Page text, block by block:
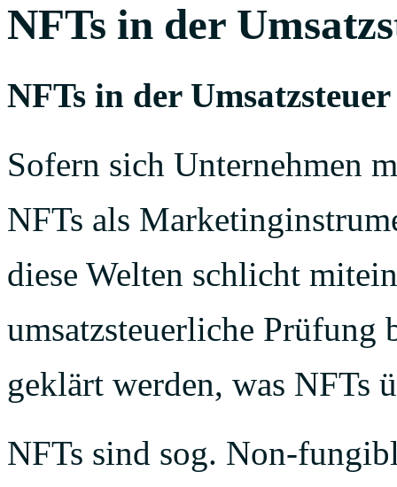
NFTs in der
NFTs in der
Sofern sich Unternehmen
NFTs als
diese Welten schlicht
umsatzsteuerliche Prüfung
geklärt werden, was NFTs
NFTs sind sog. Non-